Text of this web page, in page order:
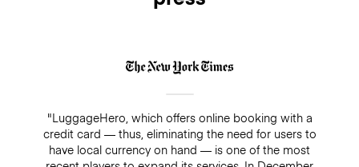
"LuggageHero, which offers online booking with a
credit card — thus, eliminating the need for users to
have local currency on hand — is one of the most